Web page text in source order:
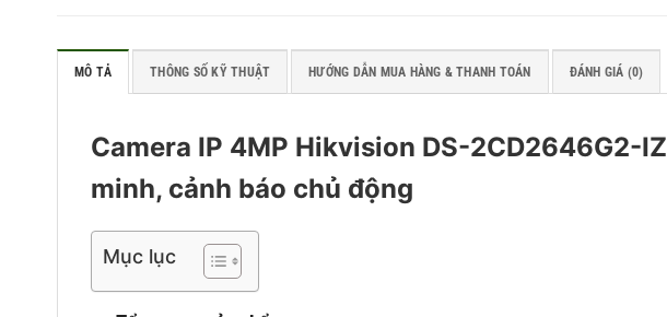
MÔ TẢ THÔNG SỐ KỸ THUẬT HƯỚNG DẪN MUA HÀNG & THANH TOÁN ĐÁNH GIÁ (0)
Camera IP 4MP Hikvision DS-2CD2646G2-
minh, cảnh báo chủ động
Mục lục